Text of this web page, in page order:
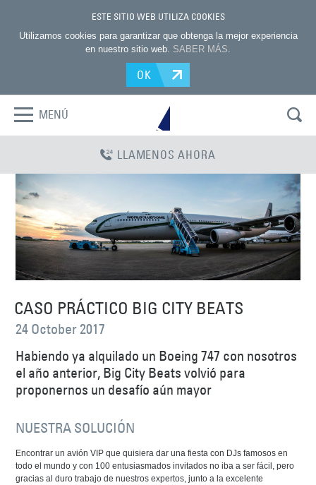
ESTE SITIO WEB UTILIZA COOKIES
Utilizamos cookies para garantizar que obtenga la mejor experiencia
en nuestro sitio web. SABER MÁS.
OK
MENÚ
LLAMENOS AHORA
CASO PRÁCTICO BIG CITY BEATS
24 October 2017
Habiendo ya alquilado un Boeing 747 con nosotros
el año anterior, Big City Beats volvió para
proponernos un desafío aún mayor
NUESTRA SOLUCIÓN
Encontrar un avión VIP que quisiera dar una fiesta con DJs famosos en
todo el mundo y con 100 entusiasmados invitados no iba a ser fácil, pero
gracias al duro trabajo de nuestros expertos, junto a la excelente